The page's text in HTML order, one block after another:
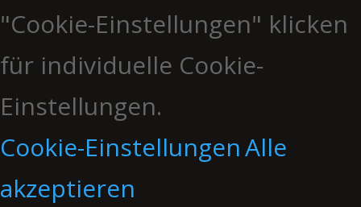
"Cookie-Einstellungen" klicken
für individuelle Cookie-
Einstellungen.
Cookie-EinstellungenAlle
akzeptieren